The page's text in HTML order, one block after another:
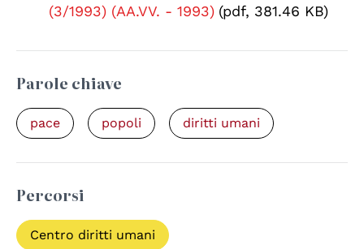
(3/1993) (AA.VV. - 1993) (pdf, 381.46 KB)
Parole chiave
pace popoli diritti umani
Percorsi
Centro diritti umani